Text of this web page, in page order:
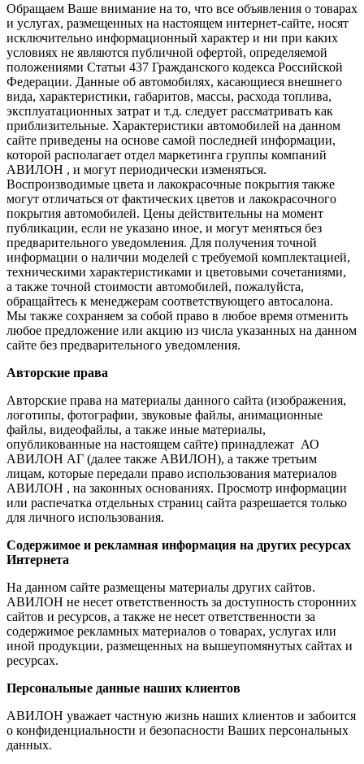
Обращаем Ваше внимание на то, что все объявления о товарах
и услугах, размещенных на настоящем интернет-сайте, носят
исключительно информационный характер и ни при каких
условиях не являются публичной офертой, определяемой
положениями Статьи 437 Гражданского кодекса Российской
Федерации. Данные об автомобилях, касающиеся внешнего
вида, характеристики, габаритов, массы, расхода топлива,
эксплуатационных затрат и т.д. следует рассматривать как
приблизительные. Характеристики автомобилей на данном
сайте приведены на основе самой последней информации,
которой располагает отдел маркетинга группы компаний
АВИЛОН , и могут периодически изменяться.
Воспроизводимые цвета и лакокрасочные покрытия также
могут отличаться от фактических цветов и лакокрасочного
покрытия автомобилей. Цены действительны на момент
публикации, если не указано иное, и могут меняться без
предварительного уведомления. Для получения точной
информации о наличии моделей с требуемой комплектацией,
техническими характеристиками и цветовыми сочетаниями,
а также точной стоимости автомобилей, пожалуйста,
обращайтесь к менеджерам соответствующего автосалона.
Мы также сохраняем за собой право в любое время отменить
любое предложение или акцию из числа указанных на данном
сайте без предварительного уведомления.
Авторские права
Авторские права на материалы данного сайта (изображения,
логотипы, фотографии, звуковые файлы, анимационные
файлы, видеофайлы, а также иные материалы,
опубликованные на настоящем сайте) принадлежат АО
АВИЛОН АГ (далее также АВИЛОН), а также третьим
лицам, которые передали право использования материалов
АВИЛОН , на законных основаниях. Просмотр информации
или распечатка отдельных страниц сайта разрешается только
для личного использования.
Содержимое и рекламная информация на других ресурсах
Интернета
На данном сайте размещены материалы других сайтов.
АВИЛОН не несет ответственность за доступность сторонних
сайтов и ресурсов, а также не несет ответственности за
содержимое рекламных материалов о товарах, услугах или
иной продукции, размещенных на вышеупомянутых сайтах и
ресурсах.
Персональные данные наших клиентов
АВИЛОН уважает частную жизнь наших клиентов и забоится
о конфиденциальности и безопасности Ваших персональных
данных.